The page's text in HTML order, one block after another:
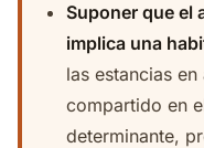
Suponer que el
implica una
las estancias
compartido en
determinante,